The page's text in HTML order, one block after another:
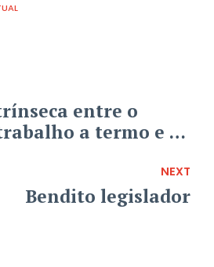
entre o
a termo e o
NEXT
Bendito legislador